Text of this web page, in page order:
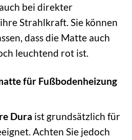
bei direkter
Strahlkraft. Sie können
dass die Matte auch
leuchtend rot ist.
für Fußbodenheizung
Dura ist grundsätzlich für
Achten Sie jedoch